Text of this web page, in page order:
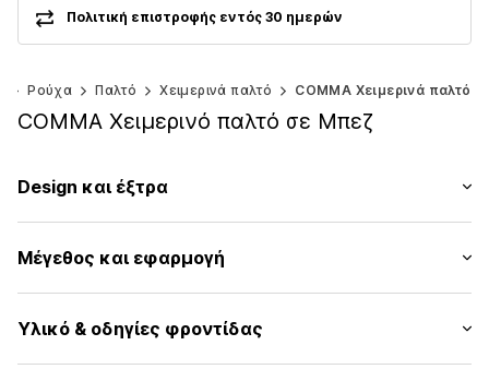
Πολιτική επιστροφής εντός 30 ημερών
Ρούχα Παλτό Χειμερινά παλτό COMMA Χειμερινά παλτό
COMMA Χειμερινό παλτό σε Μπεζ
Design και έξτρα
Με ζεστό φοδράρισμα
Μέγεθος και εφαρμογή
Εφαρμογή: Κανονική εφαρμογή
Υλικό & οδηγίες φροντίδας